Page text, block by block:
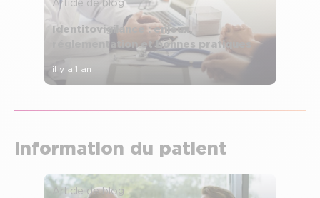
Article de blog
Identitovigilance : enjeux,
réglementation et bonnes pratiques
il y a 1 an
Information du patient
Article de blog